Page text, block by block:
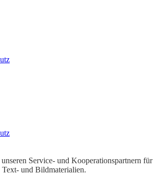
Service- und Kooperationspartnern für
und Bildmaterialien.